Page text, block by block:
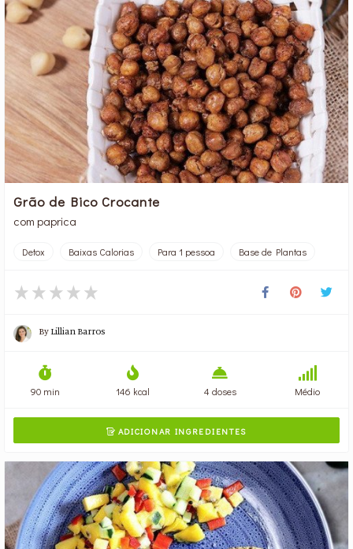
Grão de Bico Crocante
com paprica
Detox Baixas Calorias Para 1 pessoa Base de Plantas
ByLillian Barros
90 min 146 kcal 4 doses Médio
ADICIONAR INGREDIENTES